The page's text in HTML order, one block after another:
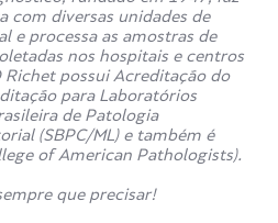
com diversas unidades de
e processa as amostras de
nos hospitais e centros
Richet possui Acreditação do
para Laboratórios
de Patologia
(SBPC/ML) e também é
of American Pathologists).
que precisar!